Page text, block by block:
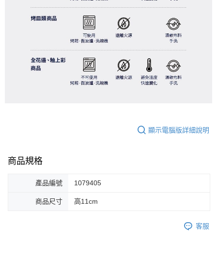
顯示電腦版詳細說明
商品規格
產品編號 1079405
商品尺寸 高11cm
客服